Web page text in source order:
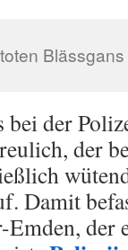
der
der
Damit
der